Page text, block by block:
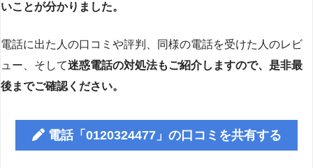
いことが分かりました。
電話に出た人の口コミや評判、同様の電話を受けた人のレビ
ュー、そして迷惑電話の対処法もご紹介しますので、是非最
後までご確認ください。
電話「0120324477」の口コミを共有する